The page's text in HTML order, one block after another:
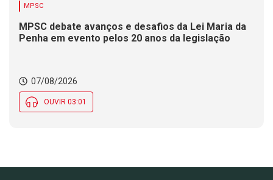
MPSC
MPSC debate avanços e desafios da Lei Maria da
Penha em evento pelos 20 anos da legislação
07/08/2026
OUVIR 03:01